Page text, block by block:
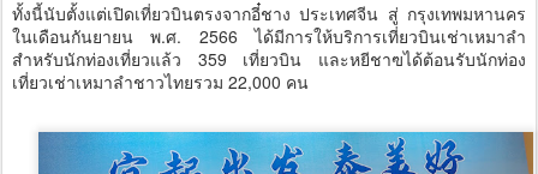
ทั้งนี้นับตั้งแต่เปิดเที่ยวบินตรงจากอี๋ชาง ประเทศจีน สู่ กรุงเทพมหานคร
ในเดือนกันยายน พ.ศ. 2566 ได้มีการให้บริการเที่ยวบินเช่าเหมาลำ
สำหรับนักท่องเที่ยวแล้ว 359 เที่ยวบิน และหยีชาฃได้ต้อนรับนักท่อง
เที่ยวเช่าเหมาลำชาวไทยรวม 22,000 คน